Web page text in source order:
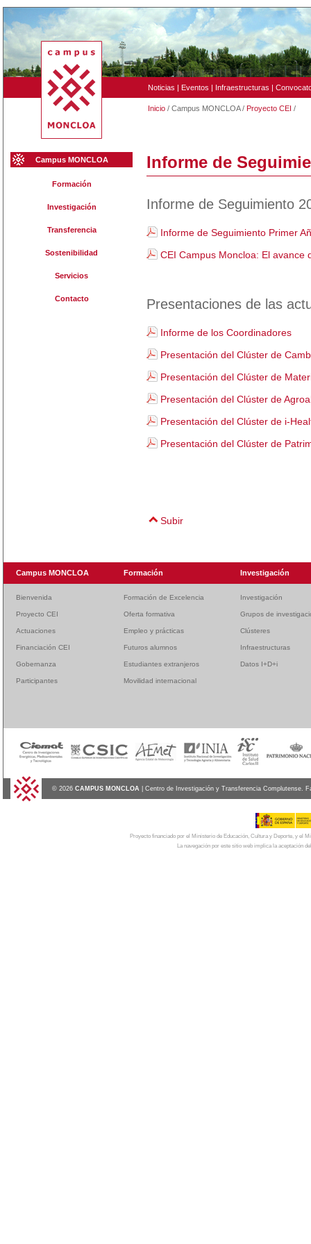
Noticias | Eventos | Infraestructuras |
Inicio / Campus MONCLOA / Proyecto CEI /
Campus MONCLOA
Formación
Investigación
Transferencia
Sostenibilidad
Servicios
Contacto
Informe de
Informe de Seguimiento
Informe de Seguimiento Primer
CEI Campus Moncloa: El avance
Presentaciones de las
Informe de los Coordinadores
Presentación del Clúster de
Presentación del Clúster de
Presentación del Clúster de
Presentación del Clúster de i-
Presentación del Clúster de
Subir
Campus MONCLOA Formación Investigación
Bienvenida Formación de Excelencia Investigación
Proyecto CEI Oferta formativa Grupos de
Actuaciones Empleo y prácticas Clústeres
Financiación CEI Futuros alumnos Infraestructuras
Gobernanza Estudiantes extranjeros Datos I+D+i
Participantes Movilidad internacional
© 2026 CAMPUS MONCLOA | Centro de Investigación y Transferencia Complutense.
Proyecto financiado por el Ministerio de Educación, Cultura y Deporte, y el
La navegación por este sitio web implica la aceptación